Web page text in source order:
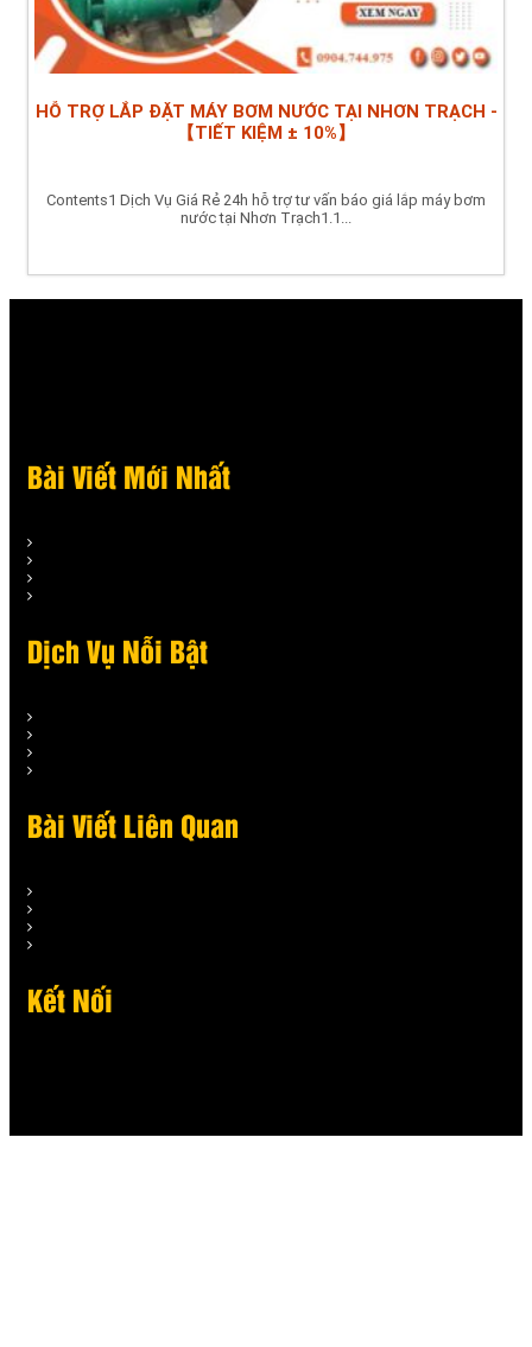
HỖ TRỢ LẮP ĐẶT MÁY BƠM NƯỚC TẠI NHƠN TRẠCH -
【TIẾT KIỆM ± 10%】
Contents1 Dịch Vụ Giá Rẻ 24h hỗ trợ tư vấn báo giá lắp máy bơm
nước tại Nhơn Trạch1.1...
Bài Viết Mới Nhất
Dịch Vụ Nỗi Bật
Bài Viết Liên Quan
Kết Nối